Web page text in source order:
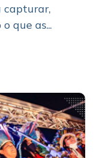
capturar,
que as...